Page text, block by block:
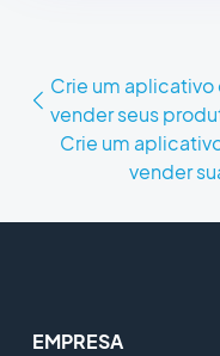
Crie um
vender seus
Crie um
vender
EMPRESA